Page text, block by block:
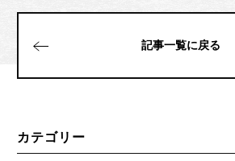
記事一覧に戻る
カテゴリー